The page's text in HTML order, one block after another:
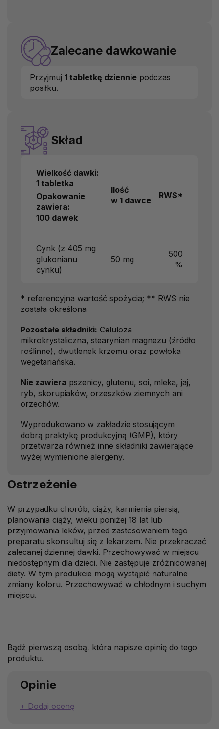
Zalecane dawkowanie
Przyjmuj1 tabletkę dziennie podczas
posiłku.
Skład
Wielkość dawki:
1 tabletka
Opakowanie
zawiera:
100 dawek
Ilość
w 1 dawce
RWS*
Cynk (z 405 mg
glukonianu
cynku)
50 mg
500
%
* referencyjna wartość spożycia; ** RWS nie
została określona
Pozostałe składniki: Celuloza
mikrokrystaliczna, stearynian magnezu (źródło
roślinne), dwutlenek krzemu oraz powłoka
wegetariańska.
Nie zawiera pszenicy, glutenu, soi, mleka, jaj,
ryb, skorupiaków, orzeszków ziemnych ani
orzechów.
Wyprodukowano w zakładzie stosującym
dobrą praktykę produkcyjną (GMP), który
przetwarza również inne składniki zawierające
wyżej wymienione alergeny.
Ostrzeżenie
W przypadku chorób, ciąży, karmienia piersią,
planowania ciąży, wieku poniżej 18 lat lub
przyjmowania leków, przed zastosowaniem tego
preparatu skonsultuj się z lekarzem. Nie przekraczać
zalecanej dziennej dawki. Przechowywać w miejscu
niedostępnym dla dzieci. Nie zastępuje zróżnicowanej
diety. W tym produkcie mogą wystąpić naturalne
zmiany koloru. Przechowywać w chłodnym i suchym
miejscu.
Bądź pierwszą osobą, która napisze opinię do tego
produktu.
Opinie
Dodaj ocenę